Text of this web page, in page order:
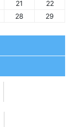
21
22
28
29